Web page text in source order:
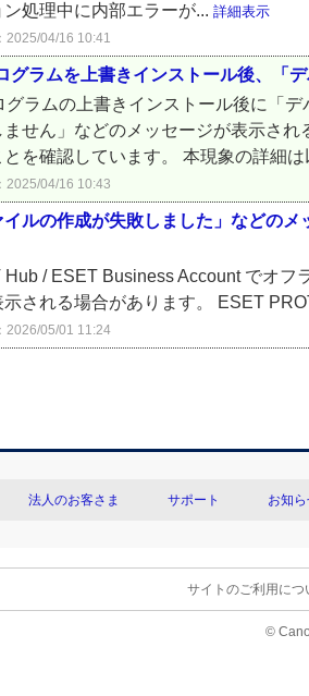
処理中に内部エラーが... 詳細表示
2025/04/16 10:41
グラムを上書きインストール後、「
ラムの上書きインストール後に「
ません」などのメッセージが表示さ
とを確認しています。 本現象の詳細
2025/04/16 10:43
イルの作成が失敗しました」などの
/ ESET Business Account でオ
される場合があります。 ESET
2026/05/01 11:24
法人のお客さま サポート お知
サイトのご利用につ
©